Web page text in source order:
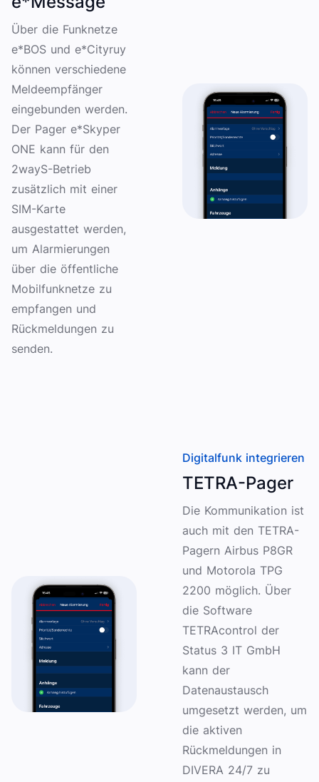
Über die Funknetze
e*BOS und e*Cityruy
können verschiedene
Meldeempfänger
eingebunden werden.
Der Pager e*Skyper
ONE kann für den
2wayS-Betrieb
zusätzlich mit einer
SIM-Karte
ausgestattet werden,
um Alarmierungen
über die öffentliche
Mobilfunknetze zu
empfangen und
Rückmeldungen zu
senden.
Digitalfunk integrieren
TETRA-Pager
Die Kommunikation ist
auch mit den TETRA-
Pagern Airbus P8GR
und Motorola TPG
2200 möglich. Über
die Software
TETRAcontrol der
Status 3 IT GmbH
kann der
Datenaustausch
umgesetzt werden, um
die aktiven
Rückmeldungen in
DIVERA 24/7 zu